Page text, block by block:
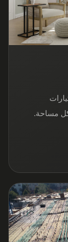
مساحة.
03